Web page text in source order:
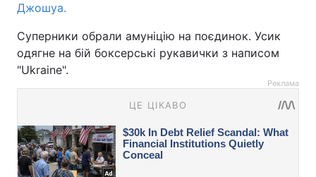
Джошуа.
Суперники обрали амуніцію на поєдинок. Усик
одягне на бій боксерські рукавички з написом
"Ukraine".
Реклама